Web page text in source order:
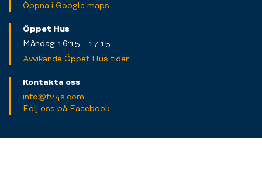
Öppna i Google maps
Öppet Hus
Måndag 16:15 - 17:15
Avvikande Öppet Hus tider
Kontakta oss
info@f24s.com
Följ oss på Facebook